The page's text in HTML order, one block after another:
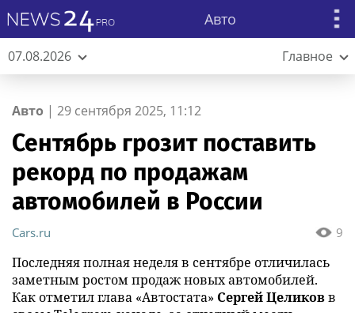
Авто
07.08.2026 Главное
Авто | 29 сентября 2025, 11:12
Сентябрь грозит поставить
рекорд по продажам
автомобилей в России
9
Cars.ru
Последняя полная неделя в сентябре отличилась
заметным ростом продаж новых автомобилей.
Как отметил глава «Автостата» Сергей Целиковв